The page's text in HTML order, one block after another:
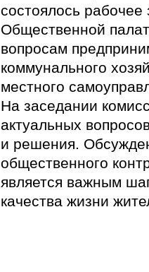
состоялось
Общественной
вопросам
коммунального
местного
На заседании
актуальных
и решения.
общественного
является важным
качества жизни